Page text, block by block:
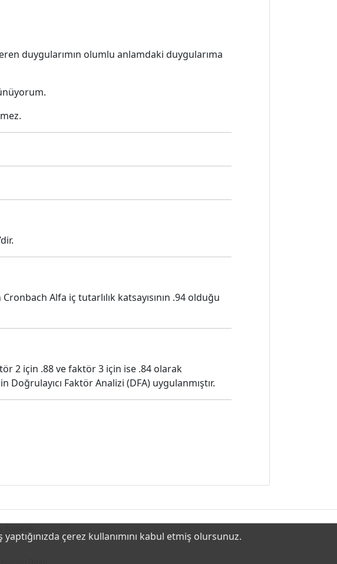
duygularımın olumlu anlamdaki duygularıma
Alfa iç tutarlılık katsayısının .94 olduğu
2 için .88 ve faktör 3 için ise .84 olarak
Faktör Analizi (DFA) uygulanmıştır.
çerez kullanımını kabul etmiş olursunuz.